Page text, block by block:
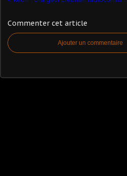
Commenter cet article
Ajouter un commentaire